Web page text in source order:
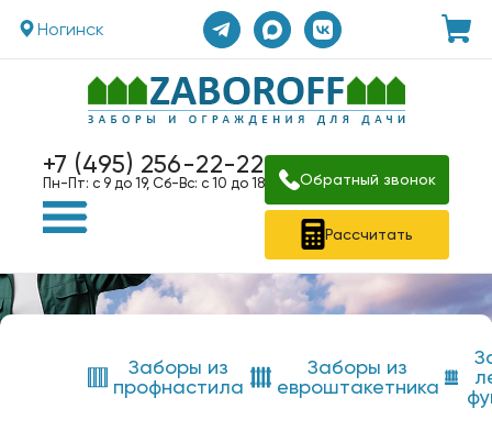
Ногинск
+7 (495) 256-22-22
Пн-Пт: с 9 до 19, Сб-Вс: с 10 до 18 Обратный звонок
Рассчитать
Заборы из
профнастила
Заборы из
евроштакетника